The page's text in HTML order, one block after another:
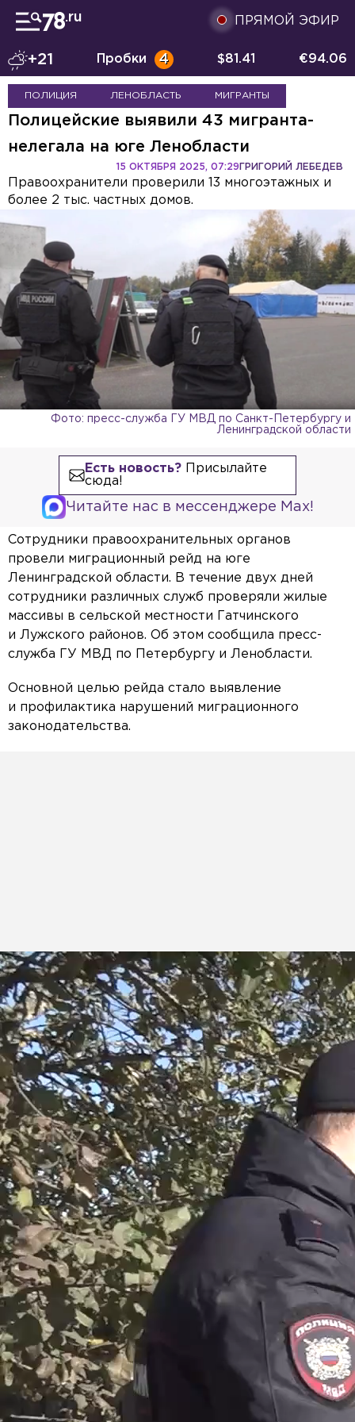
ПРЯМОЙ ЭФИР
+21 Пробки 4 $81.41 €94.06
ПОЛИЦИЯ ЛЕНОБЛАСТЬ МИГРАНТЫ
Полицейские выявили 43 мигранта-
нелегала на юге Ленобласти
ГРИГОРИЙ ЛЕБЕДЕВ
15 ОКТЯБРЯ 2025, 07:29
Правоохранители проверили 13 многоэтажных и
более 2 тыс. частных домов.
Фото: пресс-служба ГУ МВД по Санкт-Петербургу и
Ленинградской области
Есть новость?Присылайте
сюда!
Читайте нас в мессенджере Max!
Сотрудники правоохранительных органов
провели миграционный рейд на юге
Ленинградской области. В течение двух дней
сотрудники различных служб проверяли жилые
массивы в сельской местности Гатчинского
и Лужского районов. Об этом сообщила пресс-
служба ГУ МВД по Петербургу и Ленобласти.
Основной целью рейда стало выявление
и профилактика нарушений миграционного
законодательства.